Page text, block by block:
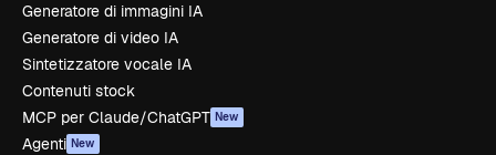
Generatore di immagini IA
Generatore di video IA
Sintetizzatore vocale IA
Contenuti stock
MCP per Claude/ChatGPT New
Agenti New